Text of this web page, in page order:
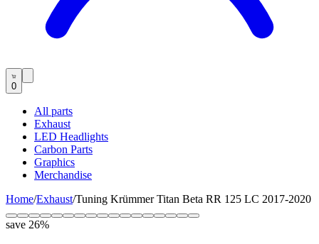
0
All parts
Exhaust
LED Headlights
Carbon Parts
Graphics
Merchandise
Home/Exhaust/Tuning Krümmer Titan Beta RR 125 LC 2017-2020
save 26%